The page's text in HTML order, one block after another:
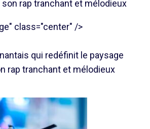
rap tranchant et mélodieux
class="center" />
qui redéfinit le paysage
rap tranchant et mélodieux